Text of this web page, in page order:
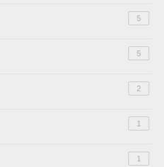
5
5
2
1
1